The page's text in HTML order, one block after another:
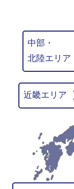
中部・
北陸エリア
近畿エリア